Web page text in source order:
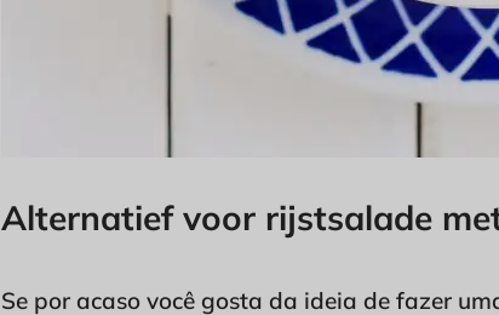
Alternatief voor rijstsalade
Se por acaso você gosta da ideia de fazer